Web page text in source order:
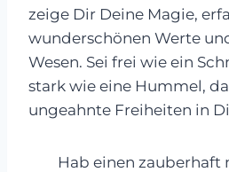
zeige Dir Deine Magie,
wunderschönen Werte
Wesen. Sei frei wie ein
stark wie eine Hummel,
ungeahnte Freiheiten in
Hab einen zauberhaft